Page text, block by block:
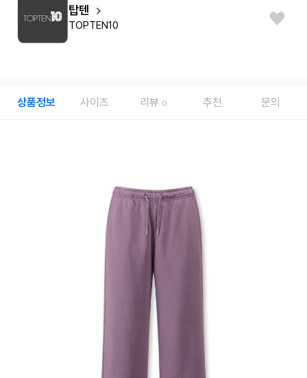
탑텐
TOPTEN10
상품정보 사이즈 리뷰 0 추천 문의